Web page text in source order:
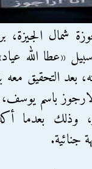
شمال الجيزة،
«عطا الله
بعد التحقيق معه
الارجوز باسم
وذلك بعدما
جنائية.